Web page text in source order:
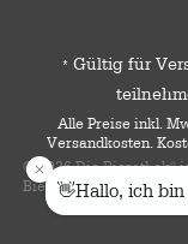
* Gültig für
Alle Preise inkl.
Versandkosten.
© 2026 Die Bierothek®
Bierothek® ist eine